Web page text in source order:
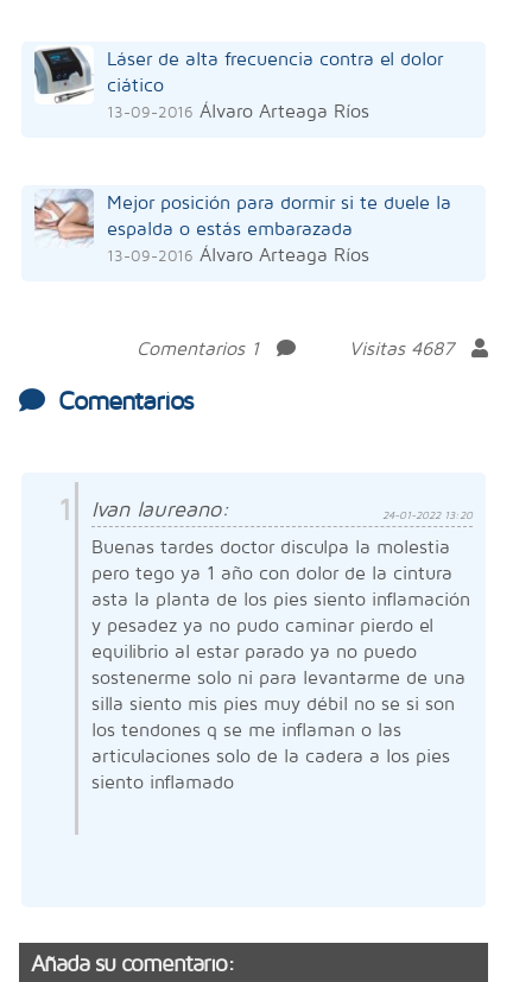
Láser de alta frecuencia contra el dolor
ciático
13-09-2016 Álvaro Arteaga Ríos
Mejor posición para dormir si te duele la
espalda o estás embarazada
13-09-2016 Álvaro Arteaga Ríos
Comentarios 1 Visitas 4687
Comentarios
1 Ivan laureano: 24-01-2022 13:20
Buenas tardes doctor disculpa la molestia
pero tego ya 1 año con dolor de la cintura
asta la planta de los pies siento inflamación
y pesadez ya no pudo caminar pierdo el
equilibrio al estar parado ya no puedo
sostenerme solo ni para levantarme de una
silla siento mis pies muy débil no se si son
los tendones q se me inflaman o las
articulaciones solo de la cadera a los pies
siento inflamado
Añada su comentario: